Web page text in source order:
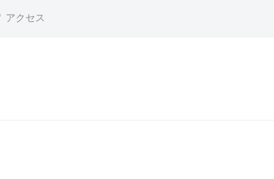
アクセス